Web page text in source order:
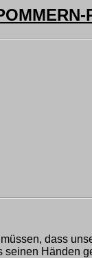
dass
seinen Händen